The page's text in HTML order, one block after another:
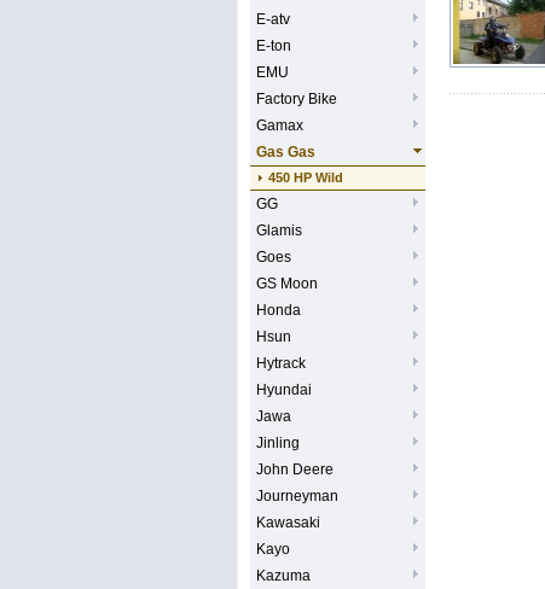
E-atv
E-ton
EMU
Factory Bike
Gamax
Gas Gas
450 HP Wild
GG
Glamis
Goes
GS Moon
Honda
Hsun
Hytrack
Hyundai
Jawa
Jinling
John Deere
Journeyman
Kawasaki
Kayo
Kazuma